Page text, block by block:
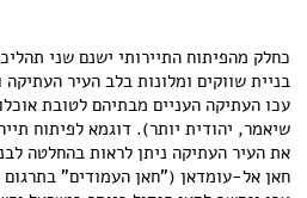
עכו העתיקה העניים מבתיהם לטובת
שיאמר, יהודית יותר). דוגמא לפיתוח
את העיר העתיקה ניתן לראות בהחלטה
חאן אל-עומדאן ("חאן העמודים"